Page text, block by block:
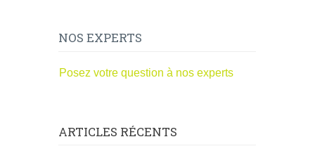
NOS EXPERTS
Posez votre question à nos experts
ARTICLES RÉCENTS